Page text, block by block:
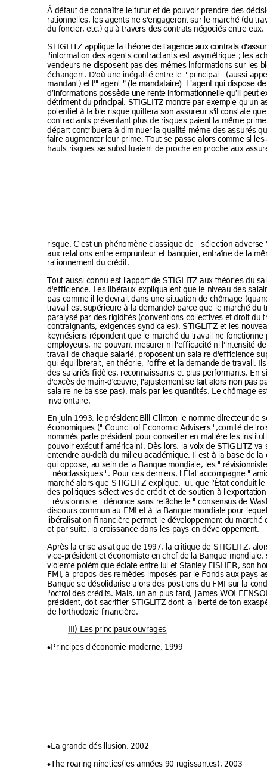
À défaut de connaître le futur et de pouvoir prendre des dé
rationnelles, les agents ne s'engageront sur le marché (du
du foncier, etc.) qu'à travers des contrats négociés entre eux
STIGLITZ applique la théorie de l’agence aux contrats d
l'information des agents contractants est asymétrique ; les
vendeurs ne disposent pas des mêmes informations sur les
échangent. D'où une inégalité entre le " principal " (aussi
mandant) et l'" agent " (le mandataire). L’agent qui dispose d
d’informations possède une rente informationnelle qu’il peut
détriment du principal. STIGLITZ montre par exemple qu'un
potentiel à faible risque quittera son assureur s'il constate que
contractants présentant plus de risques paient la même pri
départ contribuera à diminuer la qualité même des assurés
faire augmenter leur prime. Tout se passe alors comme si les
hauts risques se substituaient de proche en proche aux
risque. C'est un phénomène classique de " sélection a
aux relations entre emprunteur et banquier, entraîne de la
rationnement du crédit.
Tout aussi connu est l'apport de STIGLITZ aux théories du
d'efficience. Les libéraux expliquaient que le niveau des salai
pas comme il le devrait dans une situation de chômage
travail est supérieure à la demande) parce que le marché du t
paralysé par des rigidités (conventions collectives et droit du
contraignants, exigences syndicales). STIGLITZ et les nouv
keynésiens répondent que le marché du travail ne fonctionne
employeurs, ne pouvant mesurer ni l'efficacité ni l'intensité d
travail de chaque salarié, proposent un salaire d'efficience
qui équilibrerait, en théorie, l'offre et la demande de travail.
des salariés fidèles, reconnaissants et plus performants. En
d'excès de main-d'œuvre, l'ajustement se fait alors non pas
salaire ne baisse pas), mais par les quantités. Le chômage es
involontaire.
En juin 1993, le président Bill Clinton le nomme directeur de
économiques (" Council of Economic Advisers ",comité de
nommés parle président pour conseiller en matière les i
pouvoir exécutif américain). Dès lors, la voix de STIGLITZ va
entendre au-delà du milieu académique. Il est à la base de la
qui oppose, au sein de la Banque mondiale, les " révision
" néoclassiques ". Pour ces derniers, l'État accompagne "
marché alors que STIGLITZ explique, lui, que l'État conduit l
des politiques sélectives de crédit et de soutien à l'exportation
" révisionniste " dénonce sans relâche le " consensus de
discours commun au FMI et à la Banque mondiale pour
libéralisation financière permet le développement du marché
et par suite, la croissance dans les pays en développement.
Après la crise asiatique de 1997, la critique de STIGLITZ,
vice-président et économiste en chef de la Banque mondiale,
violente polémique éclate entre lui et Stanley FISHER, son
FMI, à propos des remèdes imposés par le Fonds aux pays
Banque se désolidarise alors des positions du FMI sur la c
l'octroi des crédits. Mais, un an plus tard, James WOLFE
président, doit sacrifier STIGLITZ dont la liberté de ton ex
de l'orthodoxie financière.
III) Les principaux ouvrages
Principes d'économie moderne, 1999
La grande désillusion, 2002
The roaring nineties(les années 90 rugissantes), 2003